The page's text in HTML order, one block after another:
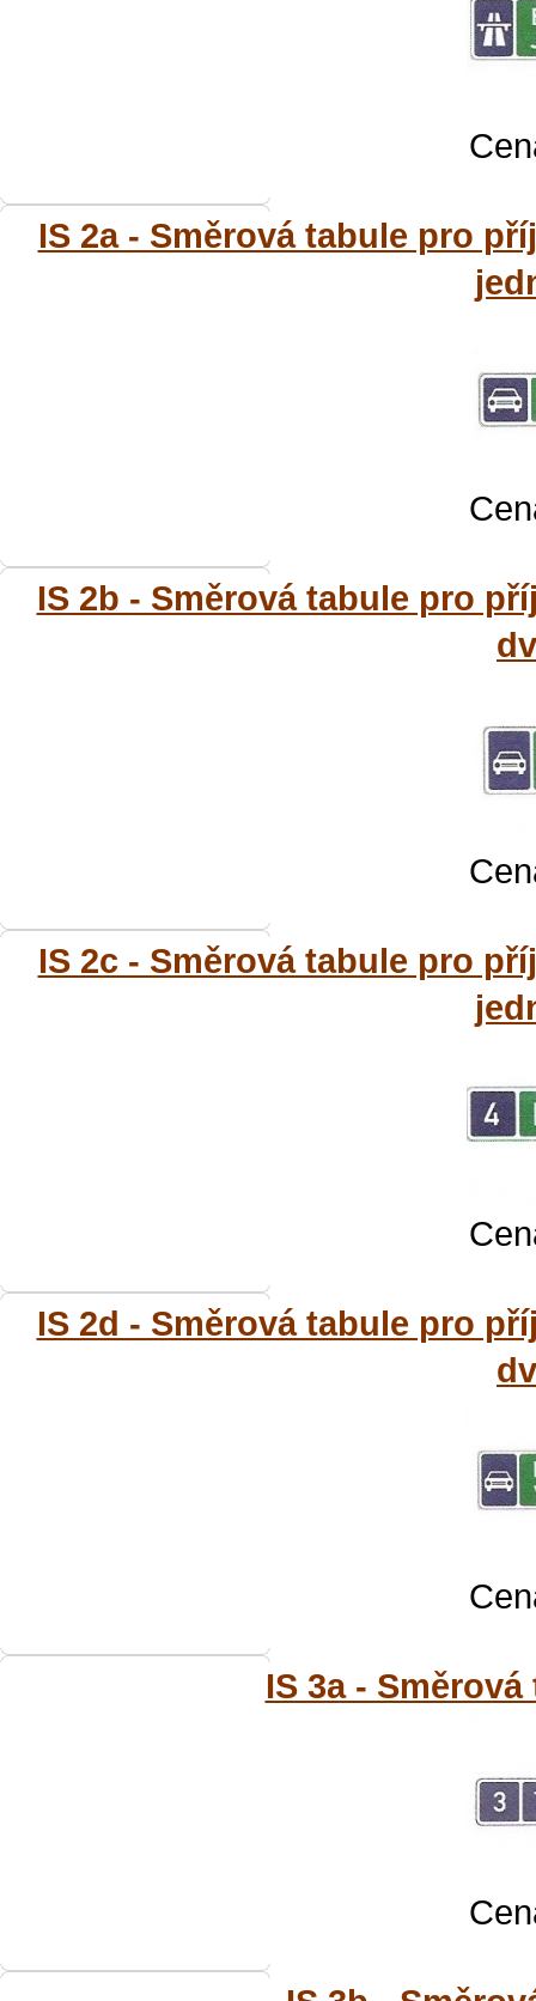
IS 2a - Směrová tabule pro
IS 2b - Směrová tabule pro
IS 2c - Směrová tabule pro
IS 2d - Směrová tabule pro
IS 3a -